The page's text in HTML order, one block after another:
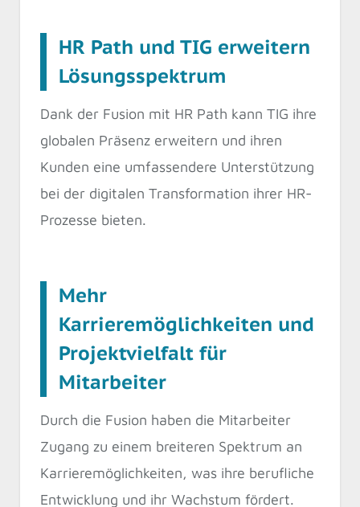
HR Path und TIG erweitern
Lösungsspektrum
Dank der Fusion mit HR Path kann TIG ihre
globalen Präsenz erweitern und ihren
Kunden eine umfassendere Unterstützung
bei der digitalen Transformation ihrer HR-
Prozesse bieten.
Mehr
Karrieremöglichkeiten und
Projektvielfalt für
Mitarbeiter
Durch die Fusion haben die Mitarbeiter
Zugang zu einem breiteren Spektrum an
Karrieremöglichkeiten, was ihre berufliche
Entwicklung und ihr Wachstum fördert.